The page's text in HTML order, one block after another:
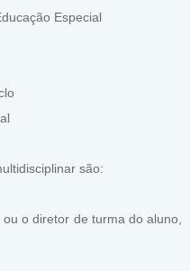
Especial
são:
o diretor de turma do aluno,